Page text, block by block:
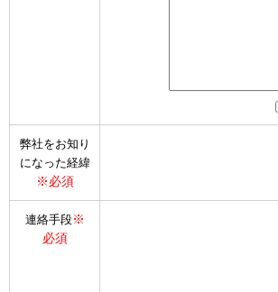
弊社をお知り
になった経緯
※必須
連絡手段※
必須